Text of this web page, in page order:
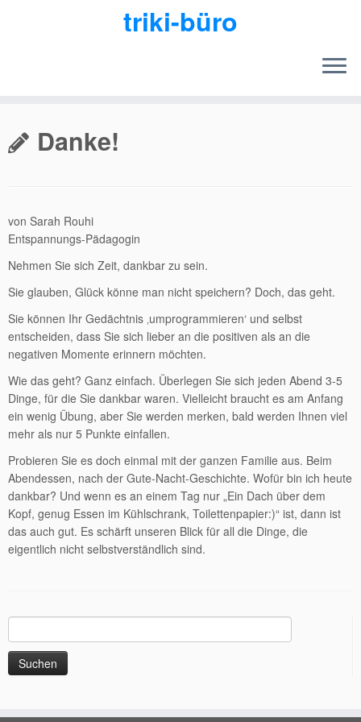
Inhalt
springen
triki-büro
Danke!
von Sarah Rouhi
Entspannungs-Pädagogin
Nehmen Sie sich Zeit, dankbar zu sein.
Sie glauben, Glück könne man nicht speichern? Doch, das geht.
Sie können Ihr Gedächtnis ‚umprogrammieren‘ und selbst
entscheiden, dass Sie sich lieber an die positiven als an die
negativen Momente erinnern möchten.
Wie das geht? Ganz einfach. Überlegen Sie sich jeden Abend 3-5
Dinge, für die Sie dankbar waren. Vielleicht braucht es am Anfang
ein wenig Übung, aber Sie werden merken, bald werden Ihnen viel
mehr als nur 5 Punkte einfallen.
Probieren Sie es doch einmal mit der ganzen Familie aus. Beim
Abendessen, nach der Gute-Nacht-Geschichte. Wofür bin ich heute
dankbar? Und wenn es an einem Tag nur „Ein Dach über dem
Kopf, genug Essen im Kühlschrank, Toilettenpapier:)“ ist, dann ist
das auch gut. Es schärft unseren Blick für all die Dinge, die
eigentlich nicht selbstverständlich sind.
nach: